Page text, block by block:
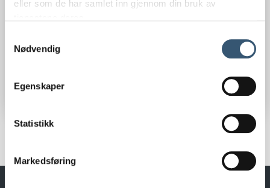
eller som de har samlet inn gjennom din bruk av
Nødvendig
Egenskaper
Statistikk
Markedsføring